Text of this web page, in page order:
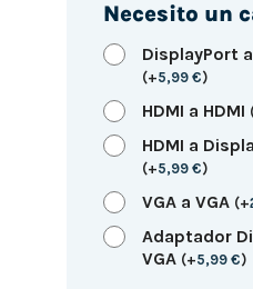
Necesito un
DisplayPort
(+5,99 €)
HDMI a HDMI
HDMI a
(+5,99 €)
VGA a VGA (+
Adaptador
VGA (+5,99 €)